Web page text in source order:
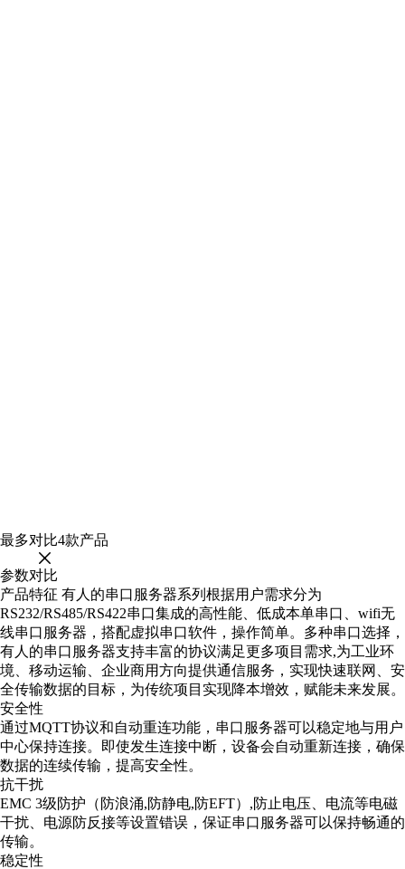
最多对比4款产品
参数对比
产品特征 有人的串口服务器系列根据用户需求分为
RS232/RS485/RS422串口集成的高性能、低成本单串口、wifi无
线串口服务器，搭配虚拟串口软件，操作简单。多种串口选择，
有人的串口服务器支持丰富的协议满足更多项目需求,为工业环
境、移动运输、企业商用方向提供通信服务，实现快速联网、安
全传输数据的目标，为传统项目实现降本增效，赋能未来发展。
安全性
通过MQTT协议和自动重连功能，串口服务器可以稳定地与用户
中心保持连接。即使发生连接中断，设备会自动重新连接，确保
数据的连续传输，提高安全性。
抗干扰
EMC 3级防护（防浪涌,防静电,防EFT）,防止电压、电流等电磁
干扰、电源防反接等设置错误，保证串口服务器可以保持畅通的
传输。
稳定性